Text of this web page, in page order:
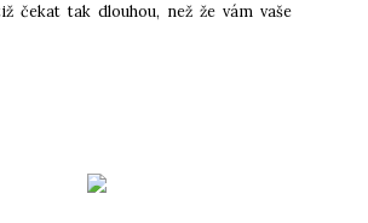
čekat tak dlouhou, než že vám vaše